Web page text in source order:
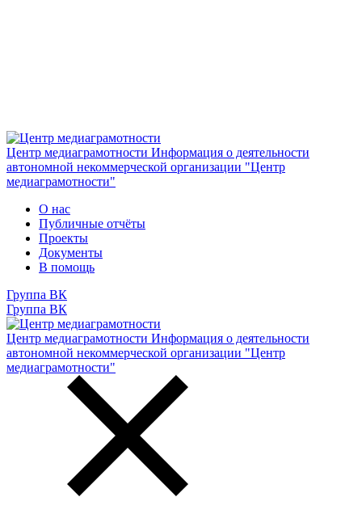
Центр медиаграмотности Информация о деятельности
автономной некоммерческой организации "Центр
медиаграмотности"
О нас
Публичные отчёты
Проекты
Документы
В помощь
Группа ВК
Группа ВК
Центр медиаграмотности Информация о деятельности
автономной некоммерческой организации "Центр
медиаграмотности"